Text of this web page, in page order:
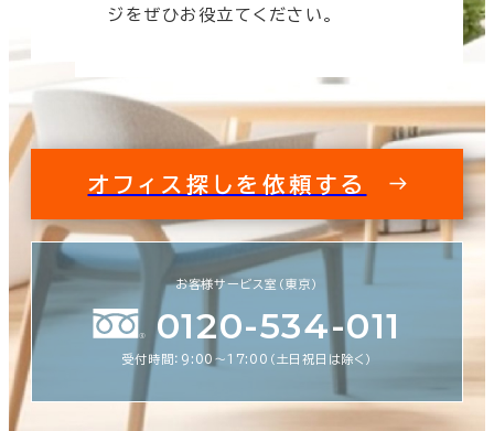
ジをぜひお役立てください。
オフィス探しを依頼する
お客様サービス室（東京）
0120-534-011
受付時間：9:00〜17:00（土日祝日は除く）